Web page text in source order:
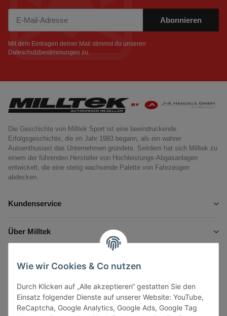
Wie wir Cookies & Co nutzen
Durch Klicken auf „Alle akzeptieren“ gestatten Sie den
Einsatz folgender Dienste auf unserer Website: YouTube,
ReCaptcha, Google Analytics, Google Ads, Google Tag
Abonnieren
Mit dem Eintragen deiner Mail stimmst du unseren
Dateschutzbestimmungen zu.
Die Geschichte von Milltek Sport ist eine beeindruckende
Erfolgsgeschichte, die im Jahr 1983 begann, als ein wahrer
Autoenthusiast das Unternehmen gründete. Seitdem hat sich Milltek zu
einem der führenden Hersteller von Hochleistungs-Abgasanlagen
entwickelt, die eine stetig wachsende Palette von Fahrzeugen
abdecken.
Kundenservice
Über Milltek
Gesetzliche Informationen